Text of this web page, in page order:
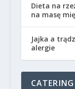
Dieta na
na masę
Jajka a
alergie